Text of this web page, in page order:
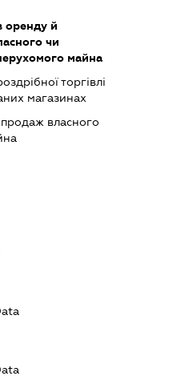
оренду й
чи
майна
торгівлі
магазинах
продаж власного